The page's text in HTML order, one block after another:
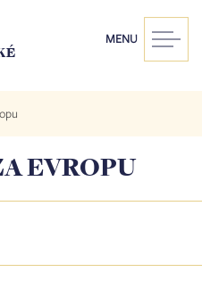
MENU
EVROPU